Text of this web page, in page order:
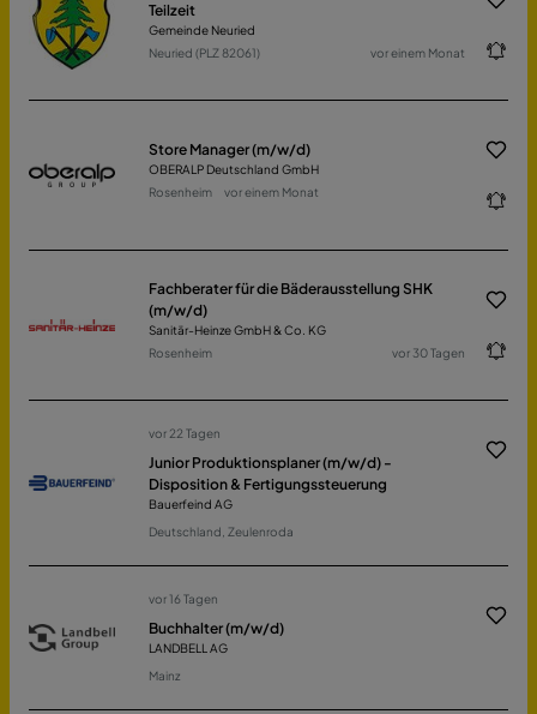
Teilzeit
Gemeinde Neuried
Neuried (PLZ 82061)
vor einem Monat
Store Manager (m/w/d)
OBERALP Deutschland GmbH
Rosenheim
vor einem Monat
Fachberater für die Bäderausstellung SHK
(m/w/d)
Sanitär-Heinze GmbH & Co. KG
Rosenheim
vor 30 Tagen
vor 22 Tagen
Junior Produktionsplaner (m/w/d) -
Disposition & Fertigungssteuerung
Bauerfeind AG
Deutschland, Zeulenroda
vor 16 Tagen
Buchhalter (m/w/d)
LANDBELL AG
Mainz